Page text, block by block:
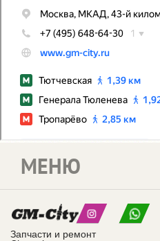
Запчасти и ремонт
МЕНЮ